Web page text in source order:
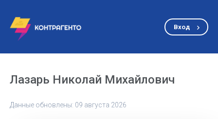
Вход
Лазарь Николай Михайлович
Данные обновлены: 09 августа 2026